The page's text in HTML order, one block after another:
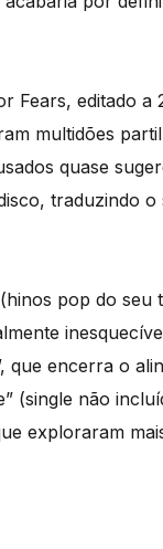
Fears, editado a
multidões
quase
traduzindo o
pop do
que encerra o
(single não
exploraram